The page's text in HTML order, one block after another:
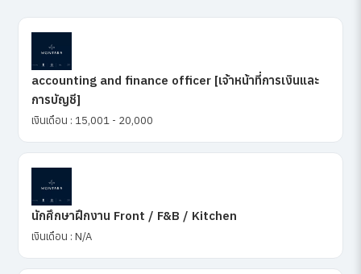
accounting and finance officer [เจ้าหน้าที่การเงินและ
การบัญชี]
เงินเดือน : 15,001 - 20,000
นักศึกษาฝึกงาน Front / F&B / Kitchen
เงินเดือน : N/A